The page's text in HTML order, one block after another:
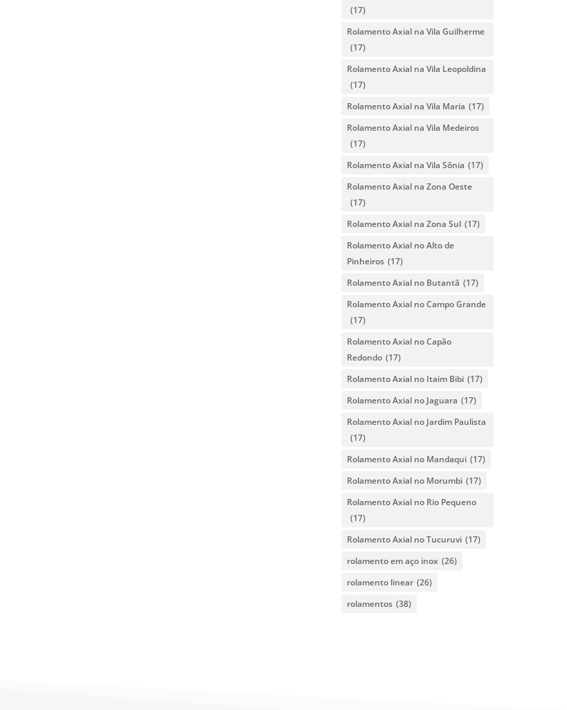
(17)
Rolamento Axial na Vila Guilherme
(17)
Rolamento Axial na Vila Leopoldina
(17)
Rolamento Axial na Vila Maria (17)
Rolamento Axial na Vila Medeiros
(17)
Rolamento Axial na Vila Sônia (17)
Rolamento Axial na Zona Oeste
(17)
Rolamento Axial na Zona Sul (17)
Rolamento Axial no Alto de
Pinheiros (17)
Rolamento Axial no Butantã (17)
Rolamento Axial no Campo Grande
(17)
Rolamento Axial no Capão
Redondo (17)
Rolamento Axial no Itaim Bibi (17)
Rolamento Axial no Jaguara (17)
Rolamento Axial no Jardim Paulista
(17)
Rolamento Axial no Mandaqui (17)
Rolamento Axial no Morumbi (17)
Rolamento Axial no Rio Pequeno
(17)
Rolamento Axial no Tucuruvi (17)
rolamento em aço inox (26)
rolamento linear (26)
rolamentos (38)